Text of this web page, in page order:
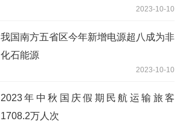
2023-10-10
我国南方五省区今年新增电源超八成为非
化石能源
2023-10-10
2023年中秋国庆假期民航运输旅客
1708.2万人次